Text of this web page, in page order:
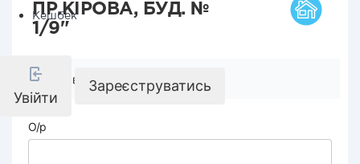
Кешбек
Увійти
Зареєструватись
ПР.КІРОВА, БУД. №
1/9"
Реквізити компанії
О/р